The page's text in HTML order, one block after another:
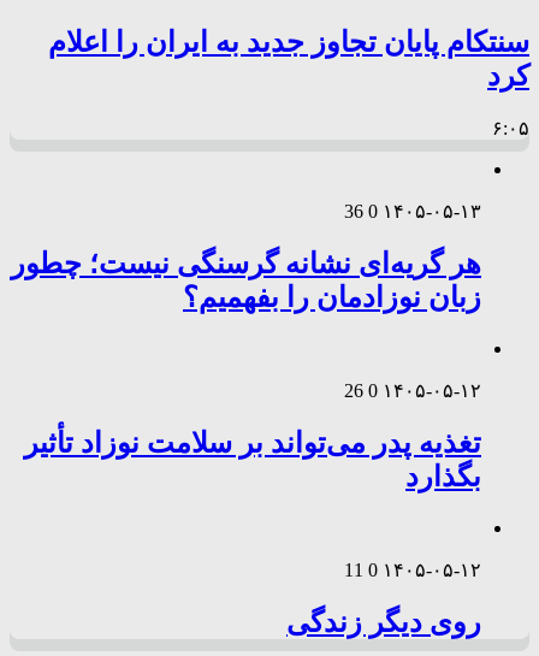
سنتکام پایان تجاوز جدید به ایران را اعلام
کرد
۶:۰۵
۱۴۰۵-۰۵-۱۳ 0
36
هر گریه‌ای نشانه گرسنگی نیست؛ چطور
زبان نوزادمان را بفهمیم؟
۱۴۰۵-۰۵-۱۲ 0
26
تغذیه پدر می‌تواند بر سلامت نوزاد تأثیر
بگذارد
۱۴۰۵-۰۵-۱۲ 0
11
روی دیگر زندگی